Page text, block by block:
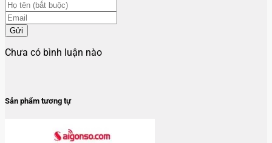
Gửi
Chưa có bình luận nào
Sản phẩm tương tự